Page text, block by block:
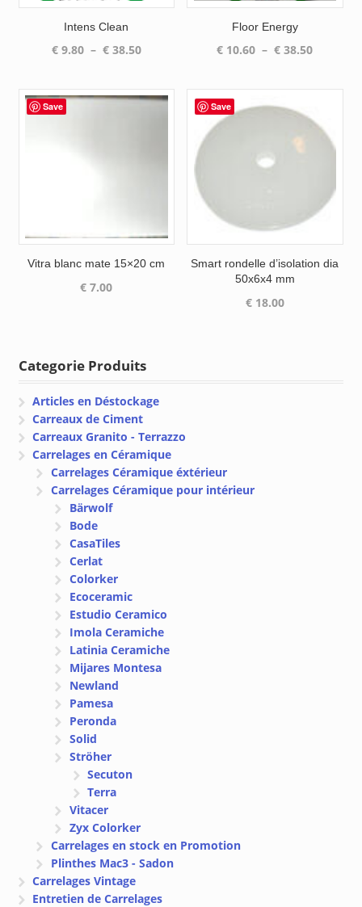
Intens Clean
€9.80 – €38.50Plage
€ 9.80
Floor Energy
€ 10.60 – € 38.50Plage
à
€ 38.50
Save
Vitra blanc mate 15×20 cm
€ 7.00
Save
Smart rondelle d’isolation dia
50x6x4 mm
€18.00
Categorie Produits
Articles en Déstockage
Carreaux de Ciment
Carreaux Granito - Terrazzo
Carrelages en Céramique
Carrelages Céramique éxtérieur
Carrelages Céramique pour intérieur
Bärwolf
Bode
CasaTiles
Cerlat
Colorker
Ecoceramic
Estudio Ceramico
Imola Ceramiche
Latinia Ceramiche
Mijares Montesa
Newland
Pamesa
Peronda
Solid
Ströher
Secuton
Terra
Vitacer
Zyx Colorker
Carrelages en stock en Promotion
Plinthes Mac3 - Sadon
Carrelages Vintage
Entretien de Carrelages